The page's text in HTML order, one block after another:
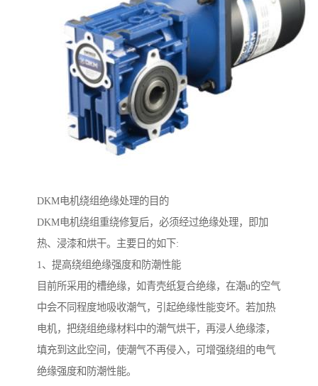
DKM电机绕组绝缘处理的目的
DKM电机绕组重绕修复后，必须经过绝缘处理，即加
热、浸漆和烘干。主要日的如下:
1、提高绕组绝缘强度和防潮性能
目前所采用的槽绝缘，如青壳纸复合绝缘，在潮u的空气
中会不同程度地吸收潮气，引起绝缘性能变坏。若加热
电机，把绕组绝缘材料中的潮气烘干，再浸人绝缘漆，
填充到这此空间，使潮气不再侵入，可增强绕组的电气
绝缘强度和防潮性能。